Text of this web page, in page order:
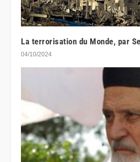
La terrorisation du Monde, par
04/10/2024